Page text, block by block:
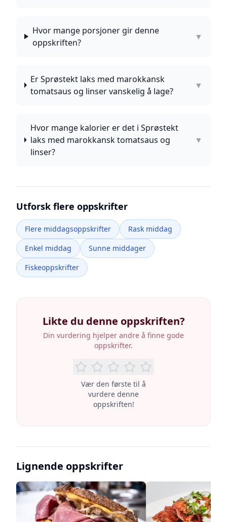
Hvor mange porsjoner gir denne
oppskriften?
▼
Er Sprøstekt laks med marokkansk
tomatsaus og linser vanskelig å lage?
▼
Hvor mange kalorier er det i Sprøstekt
laks med marokkansk tomatsaus og
linser?
▼
Utforsk flere oppskrifter
Flere middagsoppskrifter
Rask middag
Enkel middag
Sunne middager
Fiskeoppskrifter
Likte du denne oppskriften?
Din vurdering hjelper andre å finne gode
oppskrifter.
Vær den første til å
vurdere denne
oppskriften!
Lignende oppskrifter